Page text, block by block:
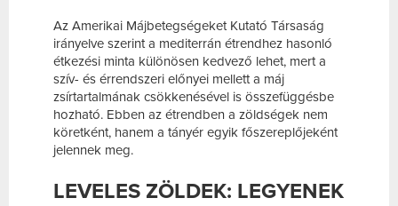
Az Amerikai Májbetegségeket Kutató Társaság
irányelve szerint a mediterrán étrendhez hasonló
étkezési minta különösen kedvező lehet, mert a
szív- és érrendszeri előnyei mellett a máj
zsírtartalmának csökkenésével is összefüggésbe
hozható. Ebben az étrendben a zöldségek nem
köretként, hanem a tányér egyik főszereplőjeként
jelennek meg.
LEVELES ZÖLDEK: LEGYENEK